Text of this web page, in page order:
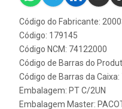
Código do Fabricante:
Código: 179145
Código NCM: 74122000
Código de Barras do
Código de Barras da
Embalagem: PT C/2UN
Embalagem Master: